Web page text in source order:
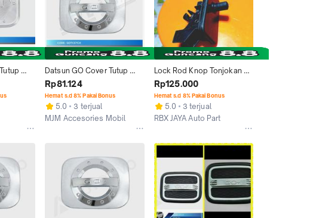
Datsun GO Cover Tutup
Bensin JSL/Tank Cover
Sporty Chrome
Rp81.124
Hemat s.d 8% Pakai Bonus
5.0
3 terjual
MJM Accesories Mobil
Lock Rod Knop Tonjokan
Tombol Pembuka Tutup
Bensin Nissan Datsun Go
Or
Rp125.000
Hemat s.d 8% Pakai Bonus
5.0
3 terjual
RBX JAYA Auto Part